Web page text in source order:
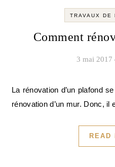
TRAVAUX DE
Comment
3 mai 2017
La rénovation d’un plafond se fait de la même façon que la
rénovation d’un mur. Donc,
READ